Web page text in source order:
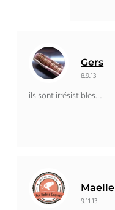
Gers
8.9.13
ils sont irrésistibles….
Maelle
9.11.13